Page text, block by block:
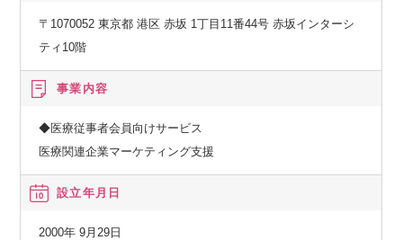
〒1070052 東京都 港区 赤坂 1丁目11番44号 赤坂インターシ
ティ10階
事業内容
◆医療従事者会員向けサービス
医療関連企業マーケティング支援
設立年月日
2000年 9月29日